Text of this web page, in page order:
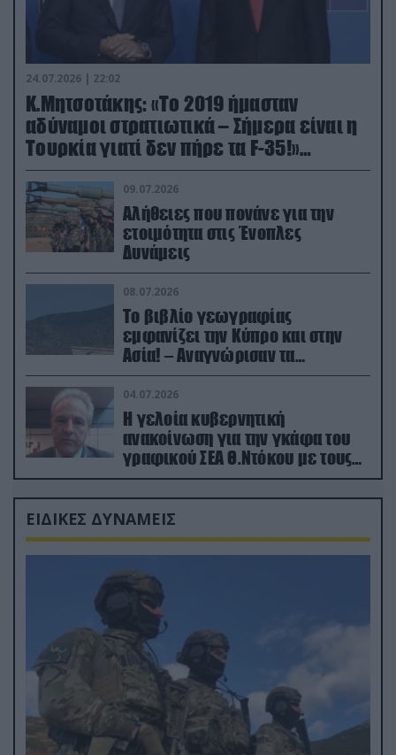
24.07.2026 | 22:02
Κ.Μητσοτάκης: «Το 2019 ήμασταν
αδύναμοι στρατιωτικά – Σήμερα είναι η
Τουρκία γιατί δεν πήρε τα F-35!»
(βίντεο)
09.07.2026
Αλήθειες που πονάνε για την
ετοιμότητα στις Ένοπλες
Δυνάμεις
08.07.2026
Το βιβλίο γεωγραφίας
εμφανίζει την Κύπρο και στην
Ασία! – Αναγνώρισαν τα
κατεχόμενα; (φωτο)
04.07.2026
Η γελοία κυβερνητική
ανακοίνωση για την γκάφα του
γραφικού ΣΕΑ Θ.Ντόκου με τους
Ρώσους φαρσέρ
ΕΙΔΙΚΕΣ ΔΥΝΑΜΕΙΣ